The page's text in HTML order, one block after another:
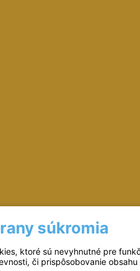
© Miloš Sipták -
súkromia
ktoré sú nevyhnutné pre
či prispôsobovanie